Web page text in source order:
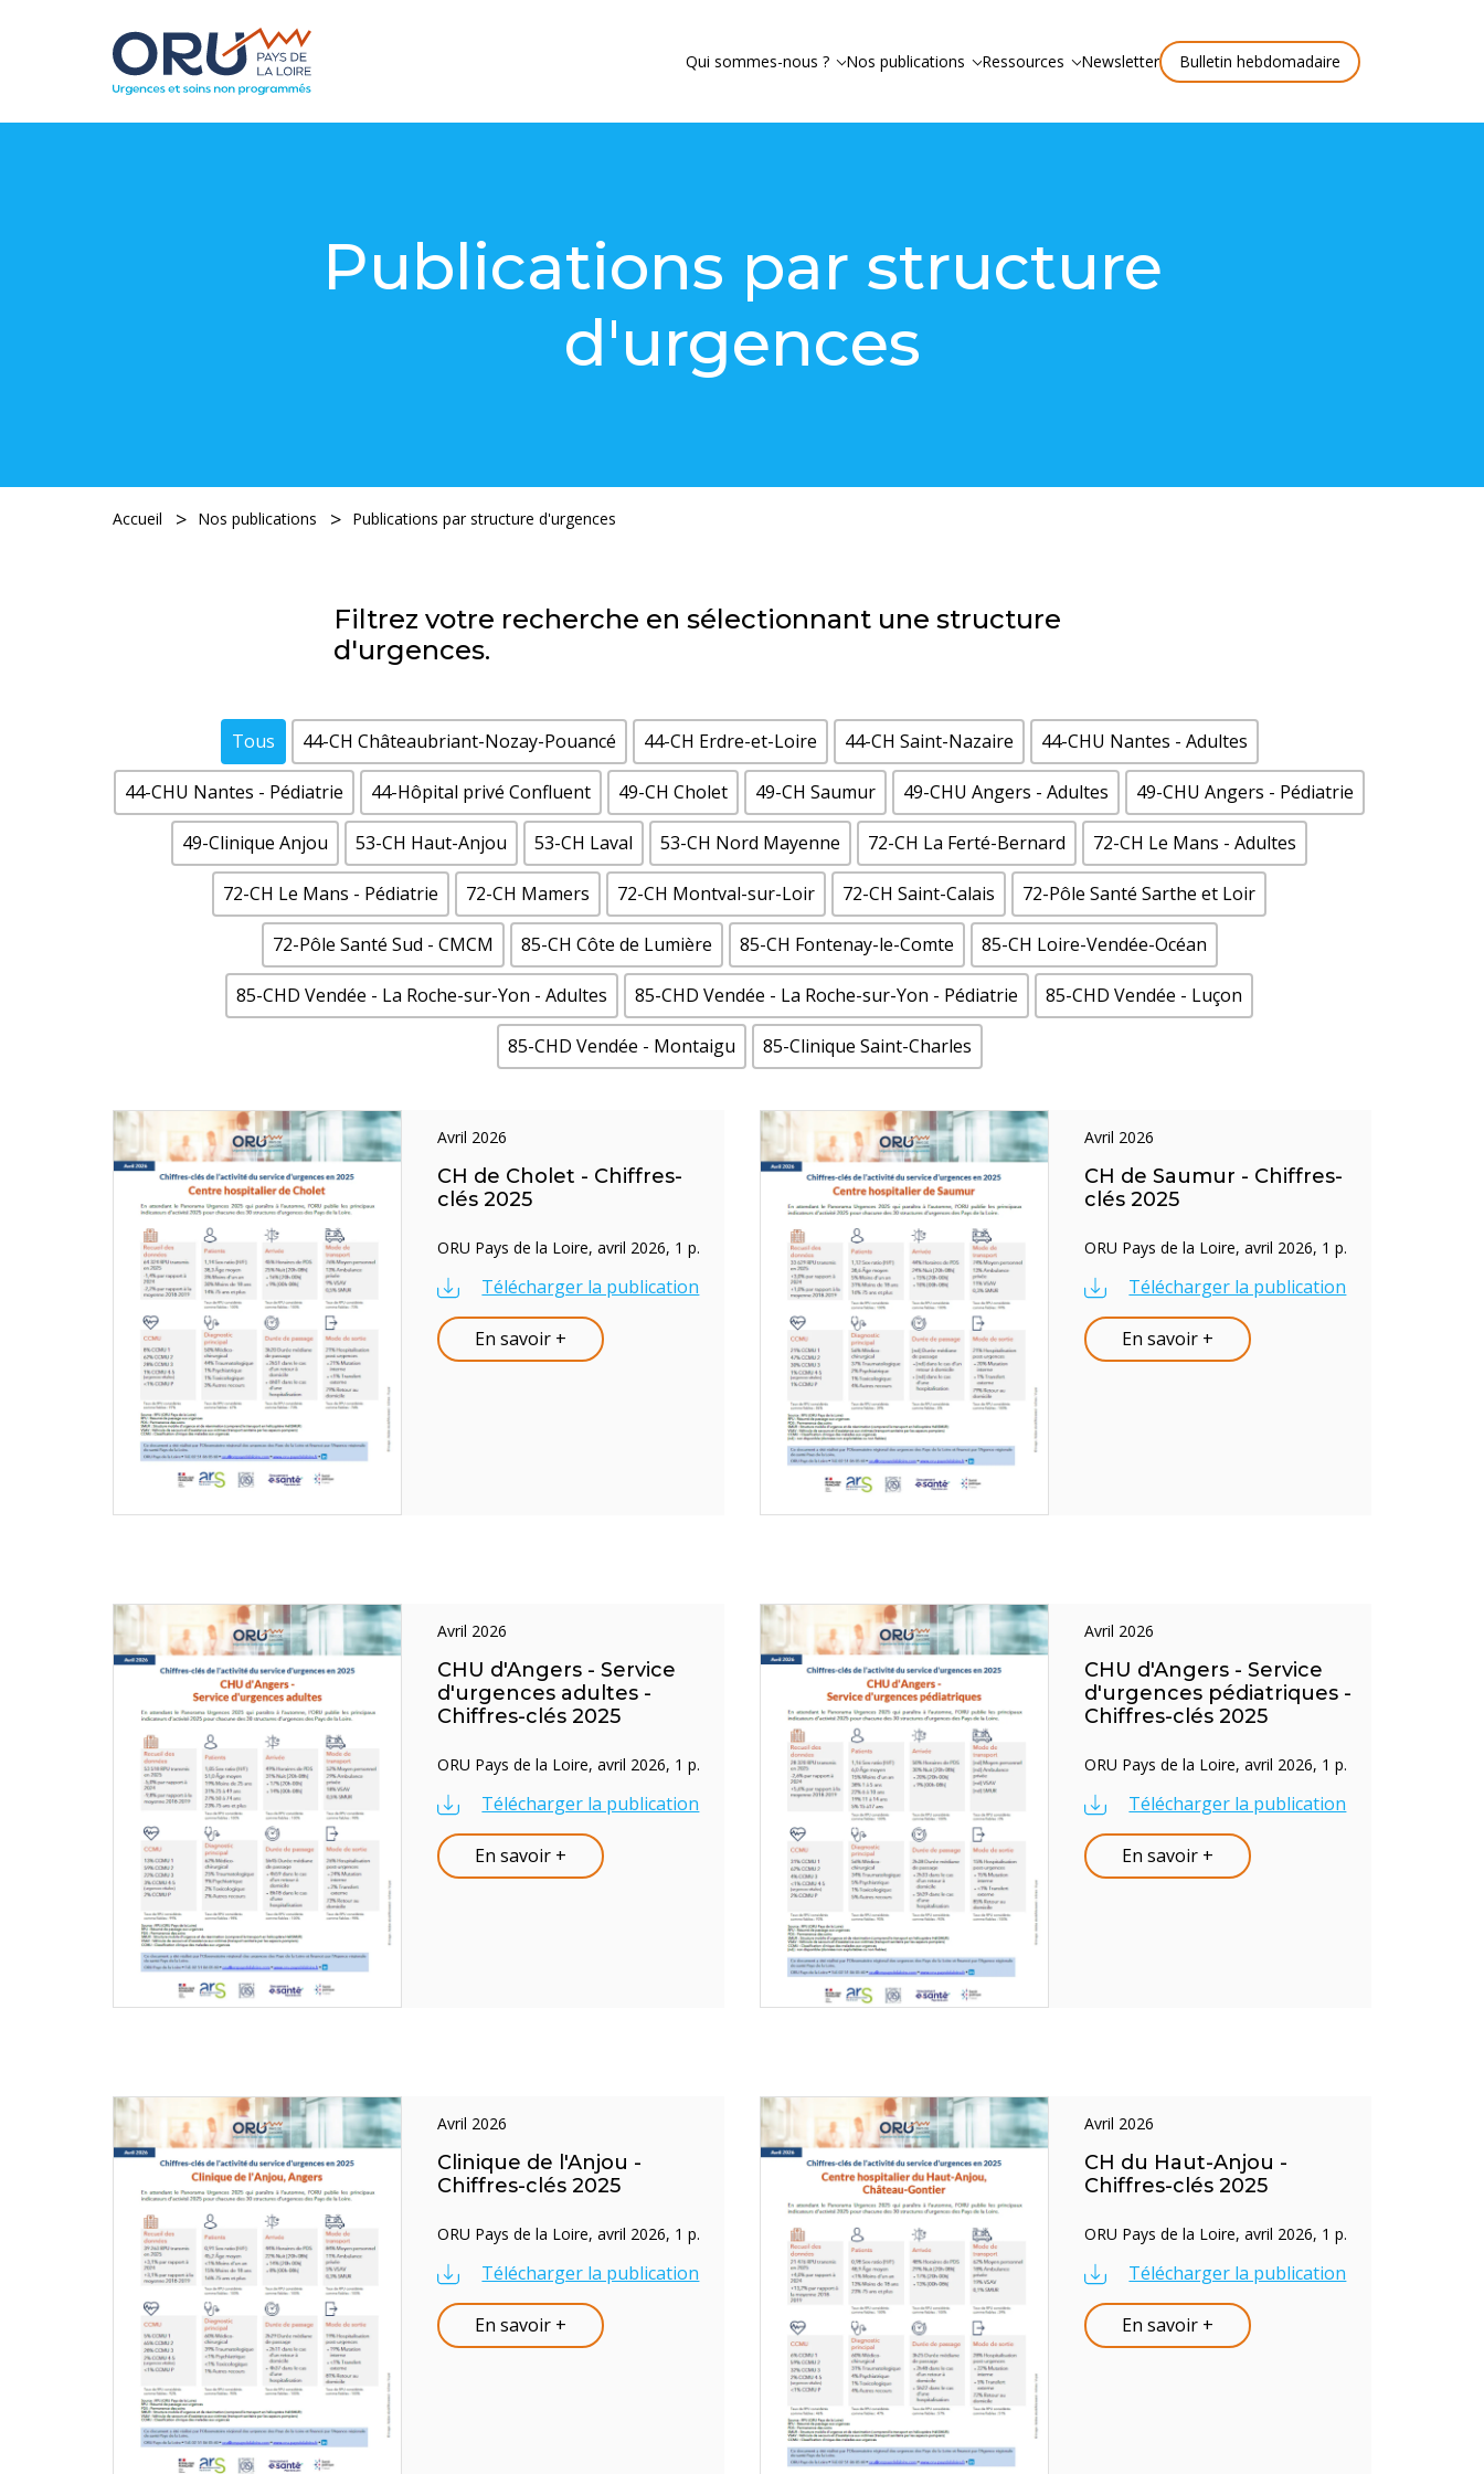
Qui sommes-nous ? Nos publications Ressources Newsletter Bulletin hebdomadaire
Publications par structure
d'urgences
Accueil Nos publications Publications par structure d'urgences
Filtrez votre recherche en sélectionnant une structure
d'urgences.
Tous 44-CH Châteaubriant-Nozay-Pouancé 44-CH Erdre-et-Loire 44-CH Saint-Nazaire 44-CHU Nantes - Adultes
44-CHU Nantes - Pédiatrie 44-Hôpital privé Confluent 49-CH Cholet 49-CH Saumur 49-CHU Angers - Adultes 49-CHU Angers - Pédiatrie
49-Clinique Anjou 53-CH Haut-Anjou 53-CH Laval 53-CH Nord Mayenne 72-CH La Ferté-Bernard 72-CH Le Mans - Adultes
72-CH Le Mans - Pédiatrie 72-CH Mamers 72-CH Montval-sur-Loir 72-CH Saint-Calais 72-Pôle Santé Sarthe et Loir
72-Pôle Santé Sud - CMCM 85-CH Côte de Lumière 85-CH Fontenay-le-Comte 85-CH Loire-Vendée-Océan
85-CHD Vendée - La Roche-sur-Yon - Adultes 85-CHD Vendée - La Roche-sur-Yon - Pédiatrie 85-CHD Vendée - Luçon
85-CHD Vendée - Montaigu 85-Clinique Saint-Charles
avril 2026
CH de Cholet - Chiffres-
clés 2025
ORU Pays de la Loire, avril 2026, 1 p.
Télécharger la publication
En savoir +
avril 2026
CH de Saumur - Chiffres-
clés 2025
ORU Pays de la Loire, avril 2026, 1 p.
Télécharger la publication
En savoir +
avril 2026
CHU d'Angers - Service
d'urgences adultes -
Chiffres-clés 2025
ORU Pays de la Loire, avril 2026, 1 p.
Télécharger la publication
En savoir +
avril 2026
CHU d'Angers - Service
d'urgences pédiatriques -
Chiffres-clés 2025
ORU Pays de la Loire, avril 2026, 1 p.
Télécharger la publication
En savoir +
avril 2026
Clinique de l'Anjou -
Chiffres-clés 2025
ORU Pays de la Loire, avril 2026, 1 p.
Télécharger la publication
En savoir +
avril 2026
CH du Haut-Anjou -
Chiffres-clés 2025
ORU Pays de la Loire, avril 2026, 1 p.
Télécharger la publication
En savoir +